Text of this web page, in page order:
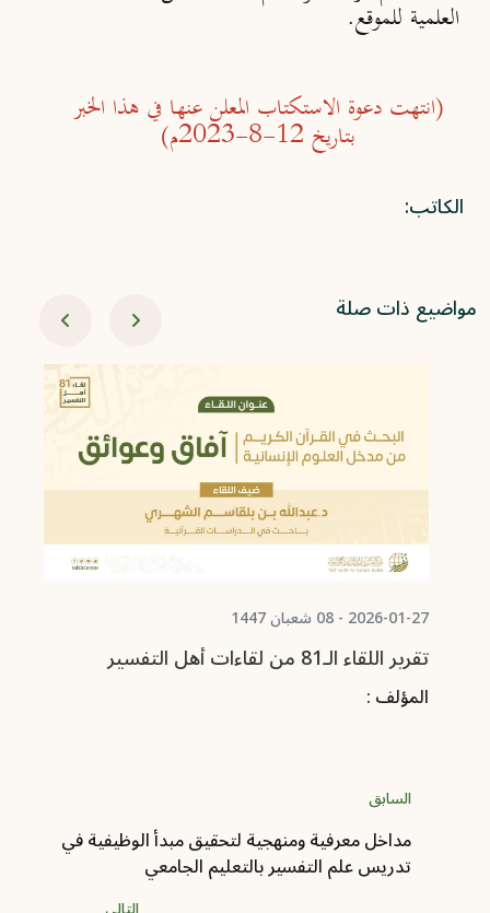
العلمية للموقع.
(انتهت دعوة الاستكتاب المعلن عنها في هذا الخبر
بتاريخ 12-8-2023م)
الكاتب:
مواضيع ذات صلة
2026-01-27 - 08 شعبان 1447
تقرير اللقاء الـ81 من لقاءات أهل التفسير
المؤلف :
السابق
مداخل معرفية ومنهجية لتحقيق مبدأ الوظيفية في
تدريس علم التفسير بالتعليم الجامعي